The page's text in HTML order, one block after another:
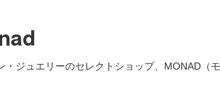
・ジュエリーのセレクトショップ、MONAD（